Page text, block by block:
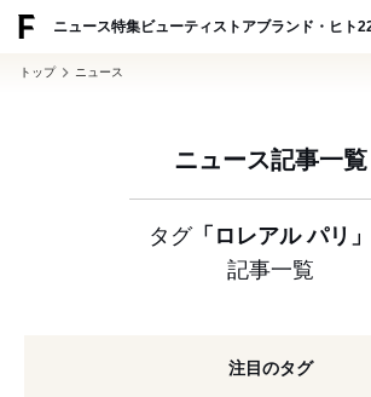
ニュース特集ビューティ ストアブランド・ヒト
トップ ニュース
ニュース記事一覧
タグ「ロレアル パリ」
記事一覧
注目のタグ